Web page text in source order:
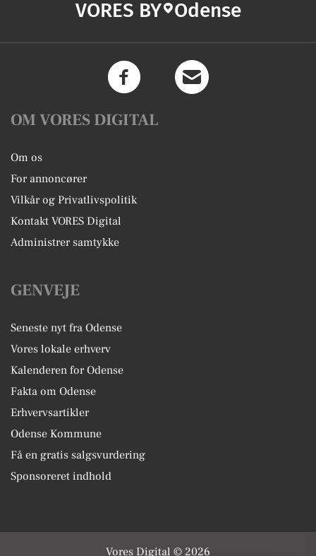
VORES BY Odense
OM VORES DIGITAL
Om os
For annoncører
Vilkår og Privatlivspolitik
Kontakt VORES Digital
Administrer samtykke
GENVEJE
Seneste nyt fra Odense
Vores lokale erhverv
Kalenderen for Odense
Fakta om Odense
Erhvervsartikler
Odense Kommune
Få en gratis salgsvurdering
Sponsoreret indhold
Vores Digital © 2026